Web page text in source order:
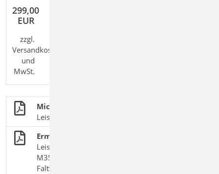
299,00
EUR
zzgl.
Versandkosten
und
MwSt.
MicroFe - FEM
Leistungsmerkmale, Module und Pakete
Ermüdungsnachweis in MicroFe
Leistungsbeschreibung des MicroFe-Moduls
M354.de Ermüdungsnachweis für Platten und
Faltwerke